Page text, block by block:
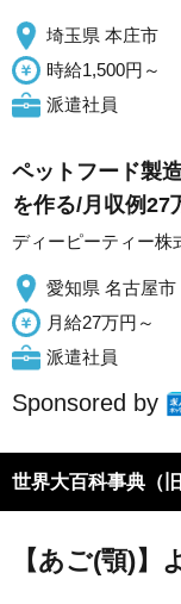
埼玉県 本庄市
時給1,500円～
派遣社員
ペットフード製
を作る/月収例27
ディーピーティー株
愛知県 名古屋市
月給27万円～
派遣社員
Sponsored by
世界大百科事典（旧
【あご(顎)】